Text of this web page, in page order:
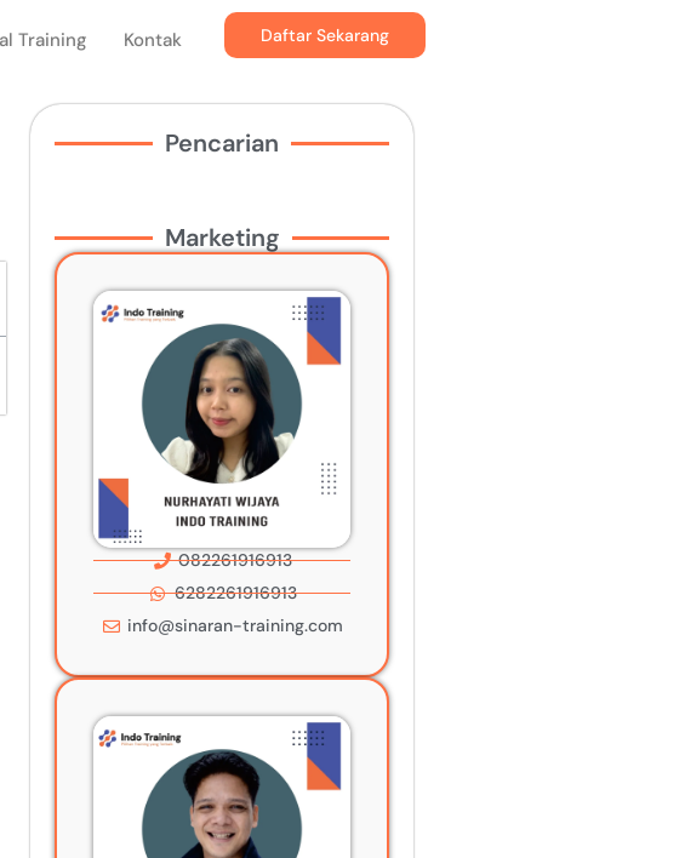
Training Kontak Daftar Sekarang
Pencarian
Marketing
082261916913
6282261916913
info@sinaran-training.com